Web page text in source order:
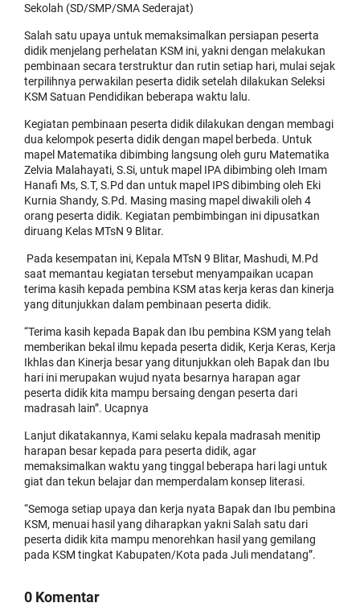
Sekolah (SD/SMP/SMA Sederajat)
Salah satu upaya untuk memaksimalkan persiapan peserta
didik menjelang perhelatan KSM ini, yakni dengan melakukan
pembinaan secara terstruktur dan rutin setiap hari, mulai sejak
terpilihnya perwakilan peserta didik setelah dilakukan Seleksi
KSM Satuan Pendidikan beberapa waktu lalu.
Kegiatan pembinaan peserta didik dilakukan dengan membagi
dua kelompok peserta didik dengan mapel berbeda. Untuk
mapel Matematika dibimbing langsung oleh guru Matematika
Zelvia Malahayati, S.Si, untuk mapel IPA dibimbing oleh Imam
Hanafi Ms, S.T, S.Pd dan untuk mapel IPS dibimbing oleh Eki
Kurnia Shandy, S.Pd. Masing masing mapel diwakili oleh 4
orang peserta didik. Kegiatan pembimbingan ini dipusatkan
diruang Kelas MTsN 9 Blitar.
Pada kesempatan ini, Kepala MTsN 9 Blitar, Mashudi, M.Pd
saat memantau kegiatan tersebut menyampaikan ucapan
terima kasih kepada pembina KSM atas kerja keras dan kinerja
yang ditunjukkan dalam pembinaan peserta didik.
“Terima kasih kepada Bapak dan Ibu pembina KSM yang telah
memberikan bekal ilmu kepada peserta didik, Kerja Keras, Kerja
Ikhlas dan Kinerja besar yang ditunjukkan oleh Bapak dan Ibu
hari ini merupakan wujud nyata besarnya harapan agar
peserta didik kita mampu bersaing dengan peserta dari
madrasah lain”. Ucapnya
Lanjut dikatakannya, Kami selaku kepala madrasah menitip
harapan besar kepada para peserta didik, agar
memaksimalkan waktu yang tinggal beberapa hari lagi untuk
giat dan tekun belajar dan memperdalam konsep literasi.
“Semoga setiap upaya dan kerja nyata Bapak dan Ibu pembina
KSM, menuai hasil yang diharapkan yakni Salah satu dari
peserta didik kita mampu menorehkan hasil yang gemilang
pada KSM tingkat Kabupaten/Kota pada Juli mendatang”.
0 Komentar